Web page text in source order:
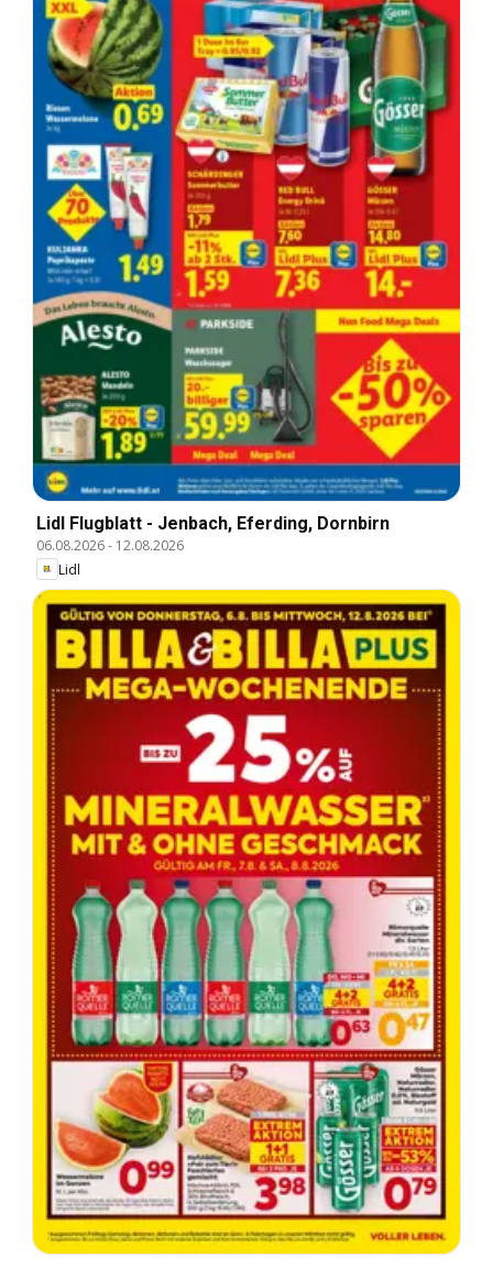
Lidl Flugblatt - Jenbach, Eferding, Dornbirn
06.08.2026- 12.08.2026
Lidl